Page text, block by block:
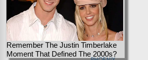
Remember The Justin Timberlake
Moment That Defined The 2000s?